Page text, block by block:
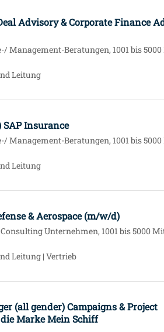
Advisory & Corporate Finance
Management-Beratungen, 1001 bis
Leitung
Insurance
Management-Beratungen, 1001 bis
Leitung
& Aerospace (m/w/d)
Unternehmen, 1001 bis 5000
Leitung | Vertrieb
(all gender) Campaigns & Project
Marke Mein Schiff